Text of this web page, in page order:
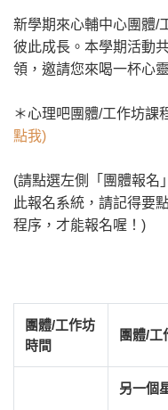
新學期來心輔中心團體/
彼此成長。本學期活動
領，邀請您來喝一杯心
＊心理吧團體/工作坊課
點我)
(請點選左側「團體報名
此報名系統，請記得要
程序，才能報名喔！)
團體/工作坊
時間
團體/工
另一個